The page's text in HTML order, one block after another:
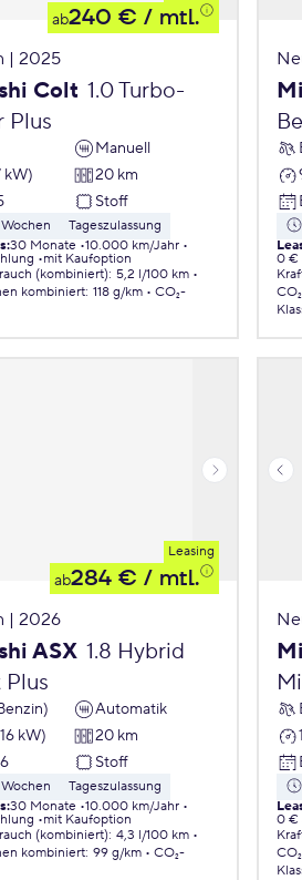
ab240 € / mtl.
| 2025
Colt 1.0 Turbo-
Plus
Manuell
kW)
20 km
Stoff
Tageszulassung
:30 Monate 10.000 km/Jahr
mit Kaufoption
(kombiniert): 5,2 l/100 km
kombiniert: 118 g/km
CO₂-
0 €
Leasing
ab284 € / mtl.
| 2026
ASX 1.8 Hybrid
Plus
Automatik
kW)
20 km
Stoff
Tageszulassung
:30 Monate 10.000 km/Jahr
mit Kaufoption
(kombiniert): 4,3 l/100 km
kombiniert: 99 g/km
CO₂-
0 €